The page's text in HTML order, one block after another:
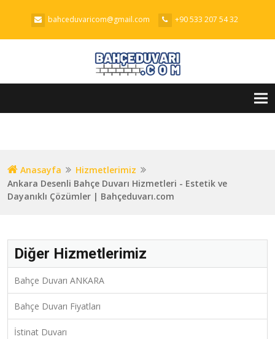
bahceduvaricom@gmail.com +90 533 207 54 32
Anasayfa
Hizmetlerimiz
Ankara Desenli Bahçe Duvarı Hizmetleri - Estetik ve
Dayanıklı Çözümler | Bahçeduvarı.com
Diğer Hizmetlerimiz
Bahçe Duvarı ANKARA
Bahçe Duvarı Fiyatları
İstinat Duvarı